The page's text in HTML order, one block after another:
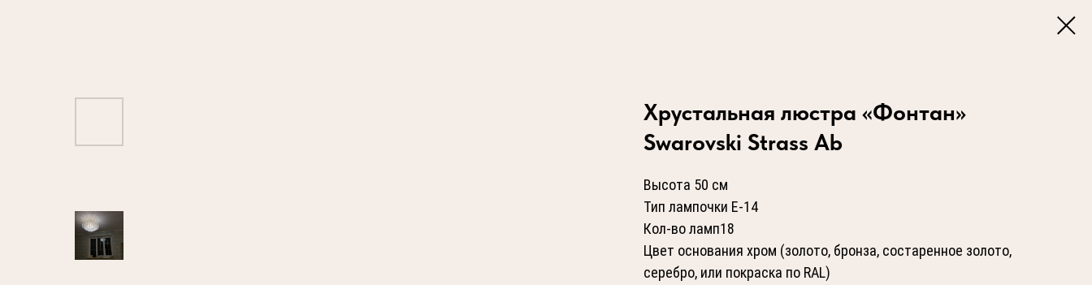
Хрустальная люстра «Фонтан»
Swarovski Strass Ab
Высота 50 см
Тип лампочки Е-14
Кол-во ламп18
Цвет основания хром (золото, бронза, состаренное золото,
серебро, или покраска по RAL)